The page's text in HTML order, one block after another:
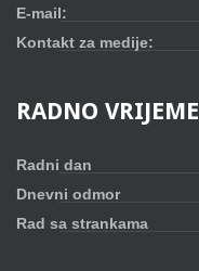
E-mail:
Kontakt za medije:
RADNO VRIJEME
Radni dan
Dnevni odmor
Rad sa strankama